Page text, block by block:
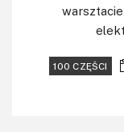
100 CZĘŚCI